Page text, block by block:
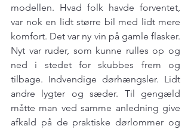
modellen. Hvad folk havde forventet,
var nok en lidt større bil med lidt mere
komfort. Det var ny vin på gamle flasker.
Nyt var ruder, som kunne rulles op og
ned i stedet for skubbes frem og
tilbage. Indvendige dørhængsler. Lidt
andre lygter og sæder. Til gengæld
måtte man ved samme anledning give
afkald på de praktiske dørlommer og